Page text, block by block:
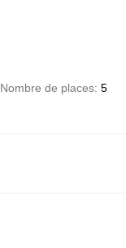
Nombre de places 5